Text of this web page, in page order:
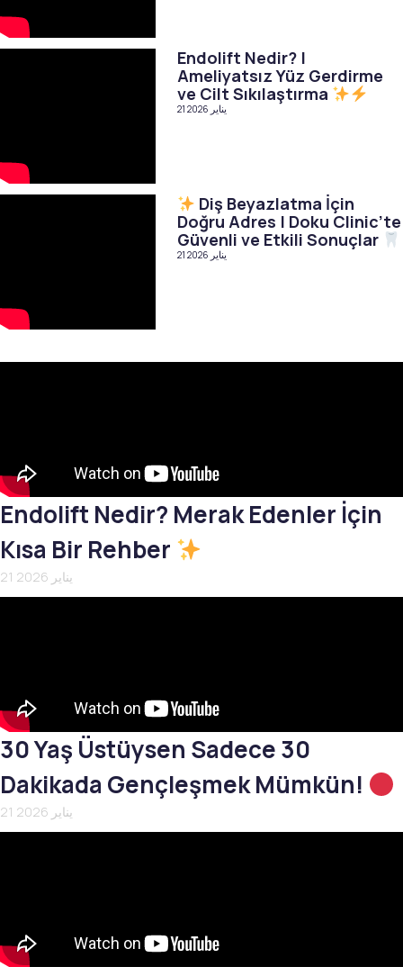
Endolift Nedir? |
Ameliyatsız Yüz Gerdirme
ve Cilt Sıkılaştırma
21 يناير 2026
Diş Beyazlatma İçin
Doğru Adres | Doku Clinic’te
Güvenli ve Etkili Sonuçlar
21 يناير 2026
Endolift Nedir? Merak Edenler İçin
Kısa Bir Rehber
21 يناير 2026
30 Yaş Üstüysen Sadece 30
Dakikada Gençleşmek Mümkün!
21 يناير 2026